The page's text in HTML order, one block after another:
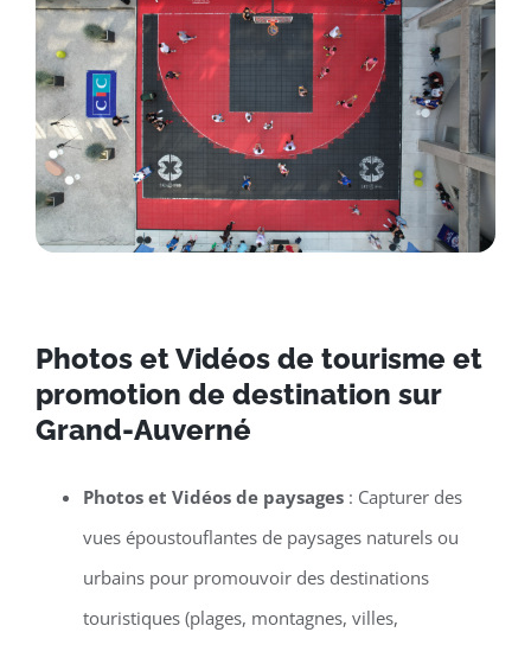
Photos et Vidéos de tourisme et
promotion de destination sur
Grand-Auverné
Photos et Vidéos de paysages: Capturer des
vues époustouflantes de paysages naturels ou
urbains pour promouvoir des destinations
touristiques (plages, montagnes, villes,